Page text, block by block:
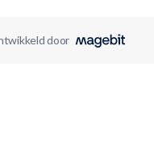
door